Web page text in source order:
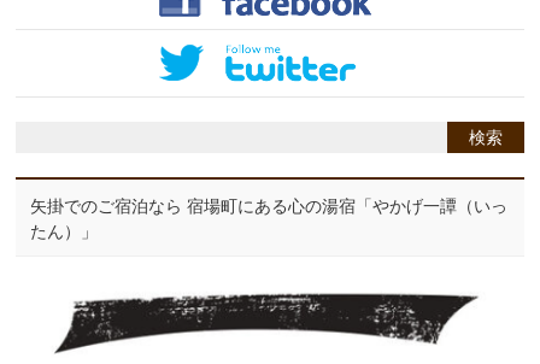
矢掛でのご宿泊なら 宿場町にある心の湯宿「やかげ一譚（いっ
たん）」